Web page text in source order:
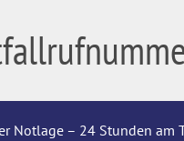
Notlage – 24 Stunden am